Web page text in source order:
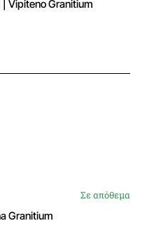
Vipiteno Granitium
Σε απόθεμα
Granitium